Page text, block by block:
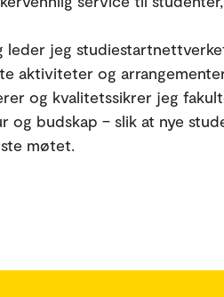
leder jeg
aktiviteter og
og kvalitetssikrer jeg
og budskap – slik at nye
møtet.